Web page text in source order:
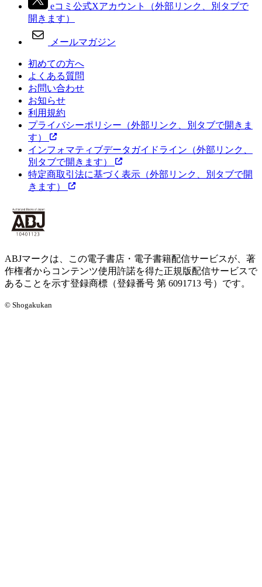
eコミ公式Xアカウント
（外部リンク、別タブで
開きます）
メールマガジン
初めての方へ
よくある質問
お問い合わせ
お知らせ
利用規約
プライバシーポリシー （外部リンク、別タブで開きま
す）
インフォマティブデータガイドライン （外部リンク、
別タブで開きます）
特定商取引法に基づく表示 （外部リンク、別タブで開
きます）
ABJマークは、この電子書店・電子書籍配信サービスが、著
作権者からコンテンツ使用許諾を得た正規版配信サービスで
あることを示す登録商標（登録番号 第 6091713 号）です。
© Shogakukan